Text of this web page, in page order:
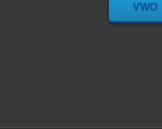
VWO